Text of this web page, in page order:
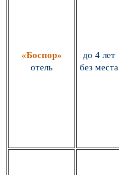
«Боспор»
отель
до 4 лет
без места